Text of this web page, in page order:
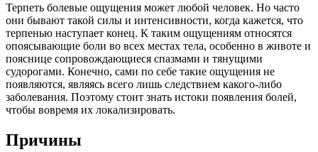
Терпеть болевые ощущения может любой человек. Но часто
они бывают такой силы и интенсивности, когда кажется, что
терпенью наступает конец. К таким ощущениям относятся
опоясывающие боли во всех местах тела, особенно в животе и
пояснице сопровождающиеся спазмами и тянущими
судорогами. Конечно, сами по себе такие ощущения не
появляются, являясь всего лишь следствием какого-либо
заболевания. Поэтому стоит знать истоки появления болей,
чтобы вовремя их локализировать.
Причины